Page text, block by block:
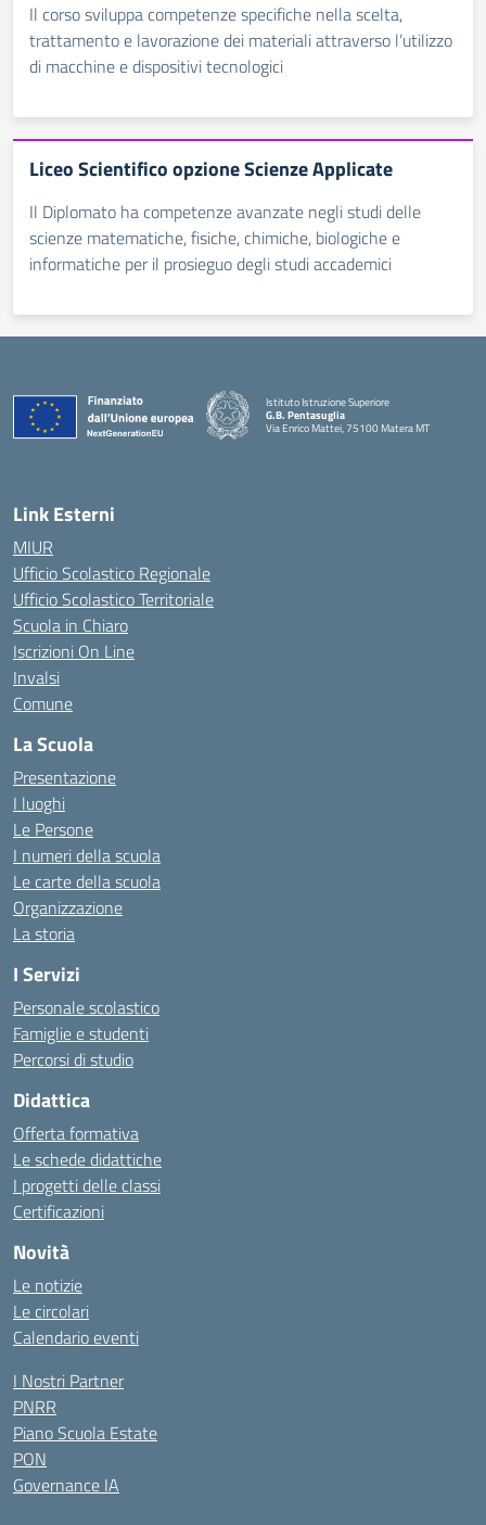
Il corso sviluppa competenze specifiche nella scelta,
trattamento e lavorazione dei materiali attraverso l’utilizzo
di macchine e dispositivi tecnologici
Liceo Scientifico opzione Scienze Applicate
Il Diplomato ha competenze avanzate negli studi delle
scienze matematiche, fisiche, chimiche, biologiche e
informatiche per il prosieguo degli studi accademici
Istituto Istruzione Superiore
G.B. Pentasuglia
Via Enrico Mattei, 75100 Matera MT
Link Esterni
MIUR
Ufficio Scolastico Regionale
Ufficio Scolastico Territoriale
Scuola in Chiaro
Iscrizioni On Line
Invalsi
Comune
La Scuola
Presentazione
I luoghi
Le Persone
I numeri della scuola
Le carte della scuola
Organizzazione
La storia
I Servizi
Personale scolastico
Famiglie e studenti
Percorsi di studio
Didattica
Offerta formativa
Le schede didattiche
I progetti delle classi
Certificazioni
Novità
Le notizie
Le circolari
Calendario eventi
I Nostri Partner
PNRR
Piano Scuola Estate
PON
Governance IA